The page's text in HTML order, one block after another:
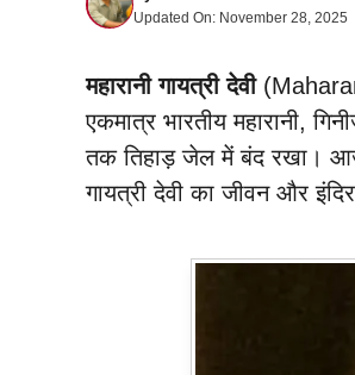
Updated On: November 28, 2025
महारानी गायत्री देवी
एकमात्र भारतीय महारानी,
तक तिहाड़ जेल में बंद रखा।
गायत्री देवी का जीवन और